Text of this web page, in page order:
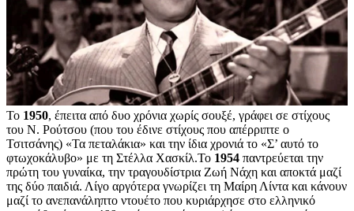
Το 1950, έπειτα από δυο χρόνια χωρίς σουξέ, γράφει σε στίχους
του Ν. Ρούτσου (που του έδινε στίχους που απέρριπτε ο
Τσιτσάνης) «Τα πεταλάκια» και την ίδια χρονιά το «Σ’ αυτό το
φτωχοκάλυβο» με τη Στέλλα Χασκίλ.Το 1954 παντρεύεται την
πρώτη του γυναίκα, την τραγουδίστρια Ζωή Νάχη και αποκτά μαζί
της δύο παιδιά. Λίγο αργότερα γνωρίζει τη Μαίρη Λίντα και κάνουν
μαζί το ανεπανάληπτο ντουέτο που κυριάρχησε στο ελληνικό